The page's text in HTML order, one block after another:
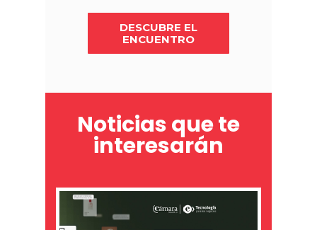
DESCUBRE EL
ENCUENTRO
Noticias que te
interesarán